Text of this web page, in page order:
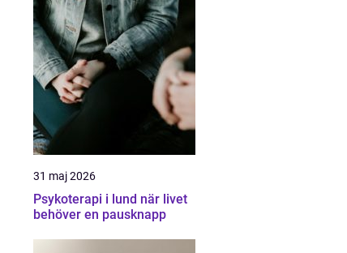
31 maj 2026
Psykoterapi i lund när livet
behöver en pausknapp